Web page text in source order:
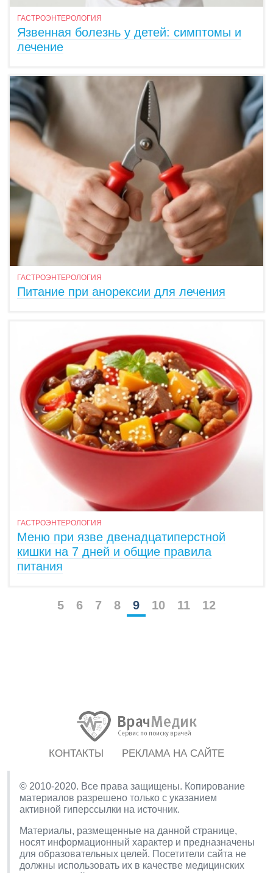
ГАСТРОЭНТЕРОЛОГИЯ
Язвенная болезнь у детей: симптомы и
лечение
ГАСТРОЭНТЕРОЛОГИЯ
Питание при анорексии для лечения
ГАСТРОЭНТЕРОЛОГИЯ
Меню при язве двенадцатиперстной
кишки на 7 дней и общие правила
питания
5 6 7 8 9 10 11 12
КОНТАКТЫ РЕКЛАМА НА САЙТЕ
© 2010-2020. Все права защищены. Копирование
материалов разрешено только с указанием
активной гиперссылки на источник.
Материалы, размещенные на данной странице,
носят информационный характер и предназначены
для образовательных целей. Посетители сайта не
должны использовать их в качестве медицинских